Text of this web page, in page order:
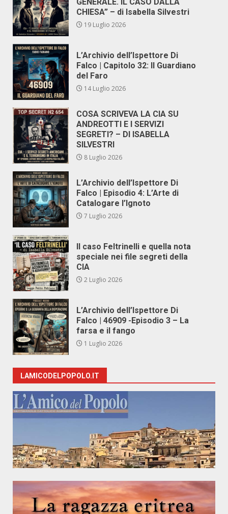
CHIESA” – di Isabella Silvestri
19 Luglio 2026
L’Archivio dell’Ispettore Di
Falco | Capitolo 32: Il Guardiano
del Faro
14 Luglio 2026
COSA SCRIVEVA LA CIA SU
ANDREOTTI E I SERVIZI
SEGRETI? – DI ISABELLA
SILVESTRI
8 Luglio 2026
L’Archivio dell’Ispettore Di
Falco | Episodio 4: L’Arte di
Catalogare l’Ignoto
7 Luglio 2026
Il caso Feltrinelli e quella nota
speciale nei file segreti della
CIA
2 Luglio 2026
L’Archivio dell’Ispettore Di
Falco | 46909 -Episodio 3 – La
farsa e il fango
1 Luglio 2026
LAMICODELPOPOLO.IT